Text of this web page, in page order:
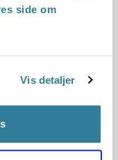
side om
Vis detaljer
en enlig